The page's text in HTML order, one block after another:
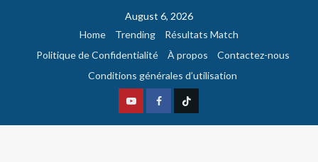
August 6, 2026
Home
Trending
Résultats Match
Politique de Confidentialité
À propos
Contactez-nous
Conditions générales d’utilisation